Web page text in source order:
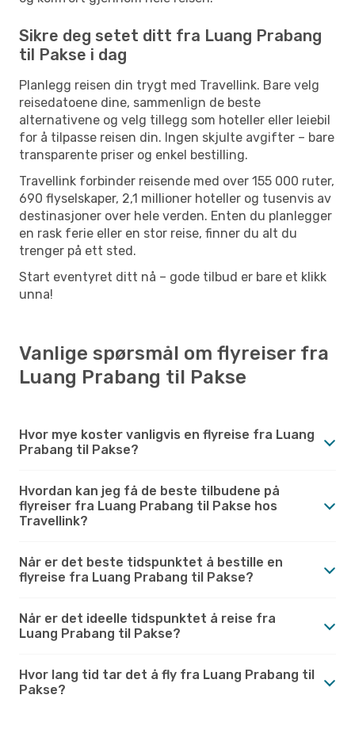
Sikre deg setet ditt fra Luang Prabang
til Pakse i dag
Planlegg reisen din trygt med Travellink. Bare velg
reisedatoene dine, sammenlign de beste
alternativene og velg tillegg som hoteller eller leiebil
for å tilpasse reisen din. Ingen skjulte avgifter – bare
transparente priser og enkel bestilling.
Travellink forbinder reisende med over 155 000 ruter,
690 flyselskaper, 2,1 millioner hoteller og tusenvis av
destinasjoner over hele verden. Enten du planlegger
en rask ferie eller en stor reise, finner du alt du
trenger på ett sted.
Start eventyret ditt nå – gode tilbud er bare et klikk
unna!
Vanlige spørsmål om flyreiser fra
Luang Prabang til Pakse
Hvor mye koster vanligvis en flyreise fra Luang
Prabang til Pakse?
Hvordan kan jeg få de beste tilbudene på
flyreiser fra Luang Prabang til Pakse hos
Travellink?
Når er det beste tidspunktet å bestille en
flyreise fra Luang Prabang til Pakse?
Når er det ideelle tidspunktet å reise fra
Luang Prabang til Pakse?
Hvor lang tid tar det å fly fra Luang Prabang til
Pakse?